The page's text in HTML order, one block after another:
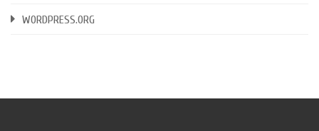
WORDPRESS.ORG